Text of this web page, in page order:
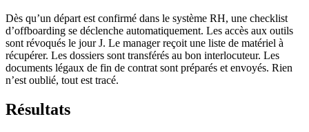
Dès qu’un départ est confirmé dans le système RH, une checklist
d’offboarding se déclenche automatiquement. Les accès aux outils
sont révoqués le jour J. Le manager reçoit une liste de matériel à
récupérer. Les dossiers sont transférés au bon interlocuteur. Les
documents légaux de fin de contrat sont préparés et envoyés. Rien
n’est oublié, tout est tracé.
Résultats